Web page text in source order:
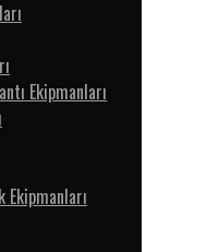
Ekipmanları